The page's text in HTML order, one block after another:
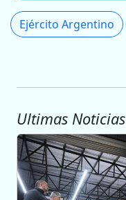
Ejército Argentino
Ultimas Noticias